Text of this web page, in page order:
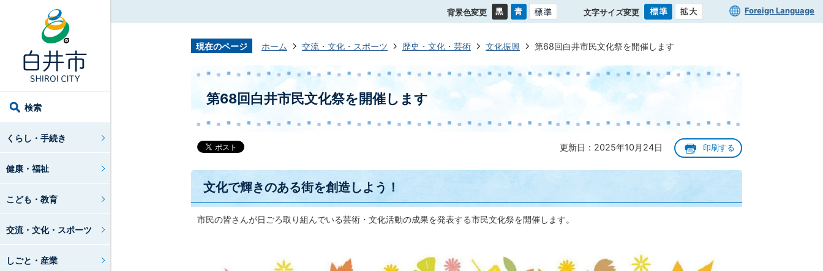
検索
くらし・手続き
健康・福祉
こども・教育
交流・文化・スポーツ
しごと・産業
背景色変更 文字サイズ変更 Foreign Language
現在のページ ホーム 交流・文化・スポーツ 歴史・文化・芸術 文化振興 第68回白井市民文化祭を開催します
第68回白井市民文化祭を開催します
更新日：2025年10月24日 印刷する
文化で輝きのある街を創造しよう！
市民の皆さんが日ごろ取り組んでいる芸術・文化活動の成果を発表する市民文化祭を開催します。